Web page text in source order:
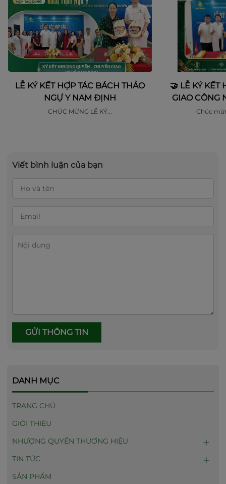
LỄ KÝ KẾT HỢP TÁC BÁCH THẢO
NGỰ Y NAM ĐỊNH
CHÚC MỪNG LỄ KÝ...
🤝 LỄ KÝ KẾT
GIAO CÔNG
QUYỀN HỆ
Chúc
Viết bình luận của bạn
GỬI THÔNG TIN
DANH MỤC
TRANG CHỦ
GIỚI THIỆU
NHƯỢNG QUYỀN THƯƠNG HIỆU
TIN TỨC
SẢN PHẨM